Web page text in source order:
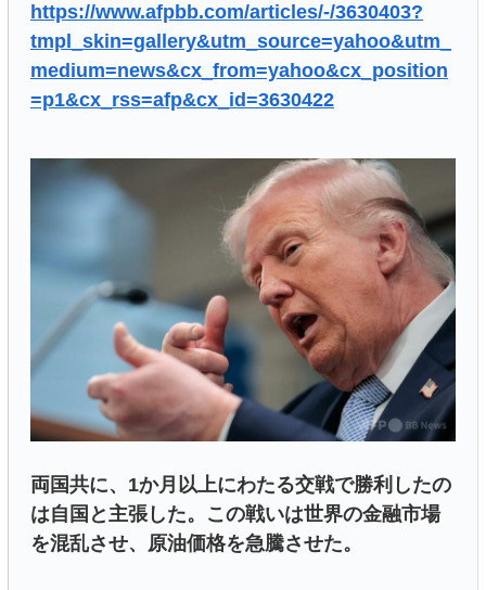
https://www.afpbb.com/articles/-/3630403?
tmpl_skin=gallery&utm_source=yahoo&utm_
medium=news&cx_from=yahoo&cx_position
=p1&cx_rss=afp&cx_id=3630422
両国共に、1か月以上にわたる交戦で勝利したの
は自国と主張した。この戦いは世界の金融市場
を混乱させ、原油価格を急騰させた。